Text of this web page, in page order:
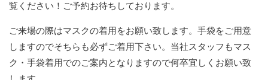
覧ください！ご予約お待ちしております。
ご来場の際はマスクの着用をお願い致します。手袋をご用意
しますのでそちらも必ずご着用下さい。当社スタッフもマス
ク・手袋着用でのご案内となりますので何卒宜しくお願い致